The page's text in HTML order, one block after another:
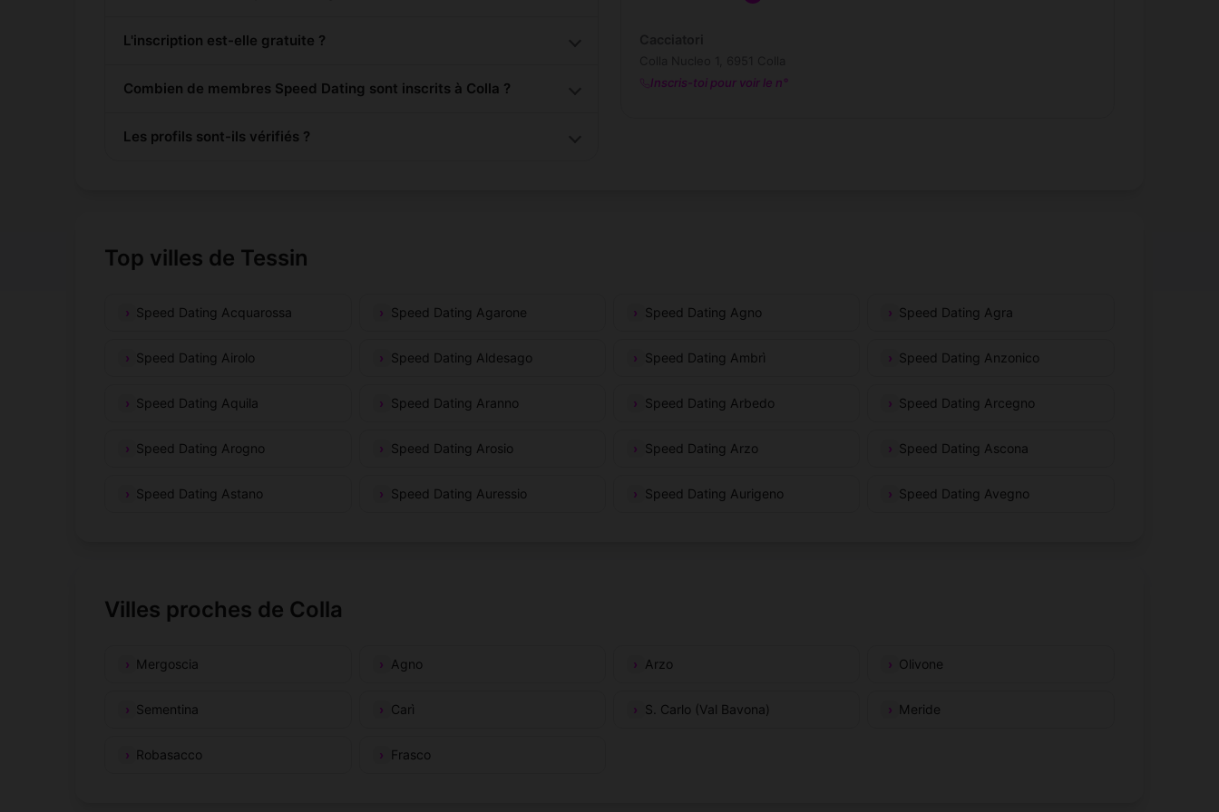
L'inscription est-elle gratuite ?
Combien de membres Speed Dating sont inscrits à Colla ?
Les profils sont-ils vérifiés ?
Inscris-toi pour voir le n°
Top villes de Tessin
Speed Dating Acquarossa Speed Dating Agarone Speed Dating Agno Speed Dating Agra
Speed Dating Airolo Speed Dating Aldesago Speed Dating Ambrì Speed Dating Anzonico
Speed Dating Aquila Speed Dating Aranno Speed Dating Arbedo Speed Dating Arcegno
Speed Dating Arogno Speed Dating Arosio Speed Dating Arzo Speed Dating Ascona
Speed Dating Astano Speed Dating Auressio Speed Dating Aurigeno Speed Dating Avegno
Villes proches de Colla
Mergoscia Agno Arzo Olivone
Sementina Carì S. Carlo (Val Bavona) Meride
Robasacco Frasco